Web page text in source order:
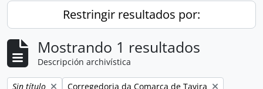
Restringir resultados por:
Mostrando 1 resultados
Descripción archivística
Remove filter:
Sin título Remove filter:
Corregedoria da Comarca de Tavira